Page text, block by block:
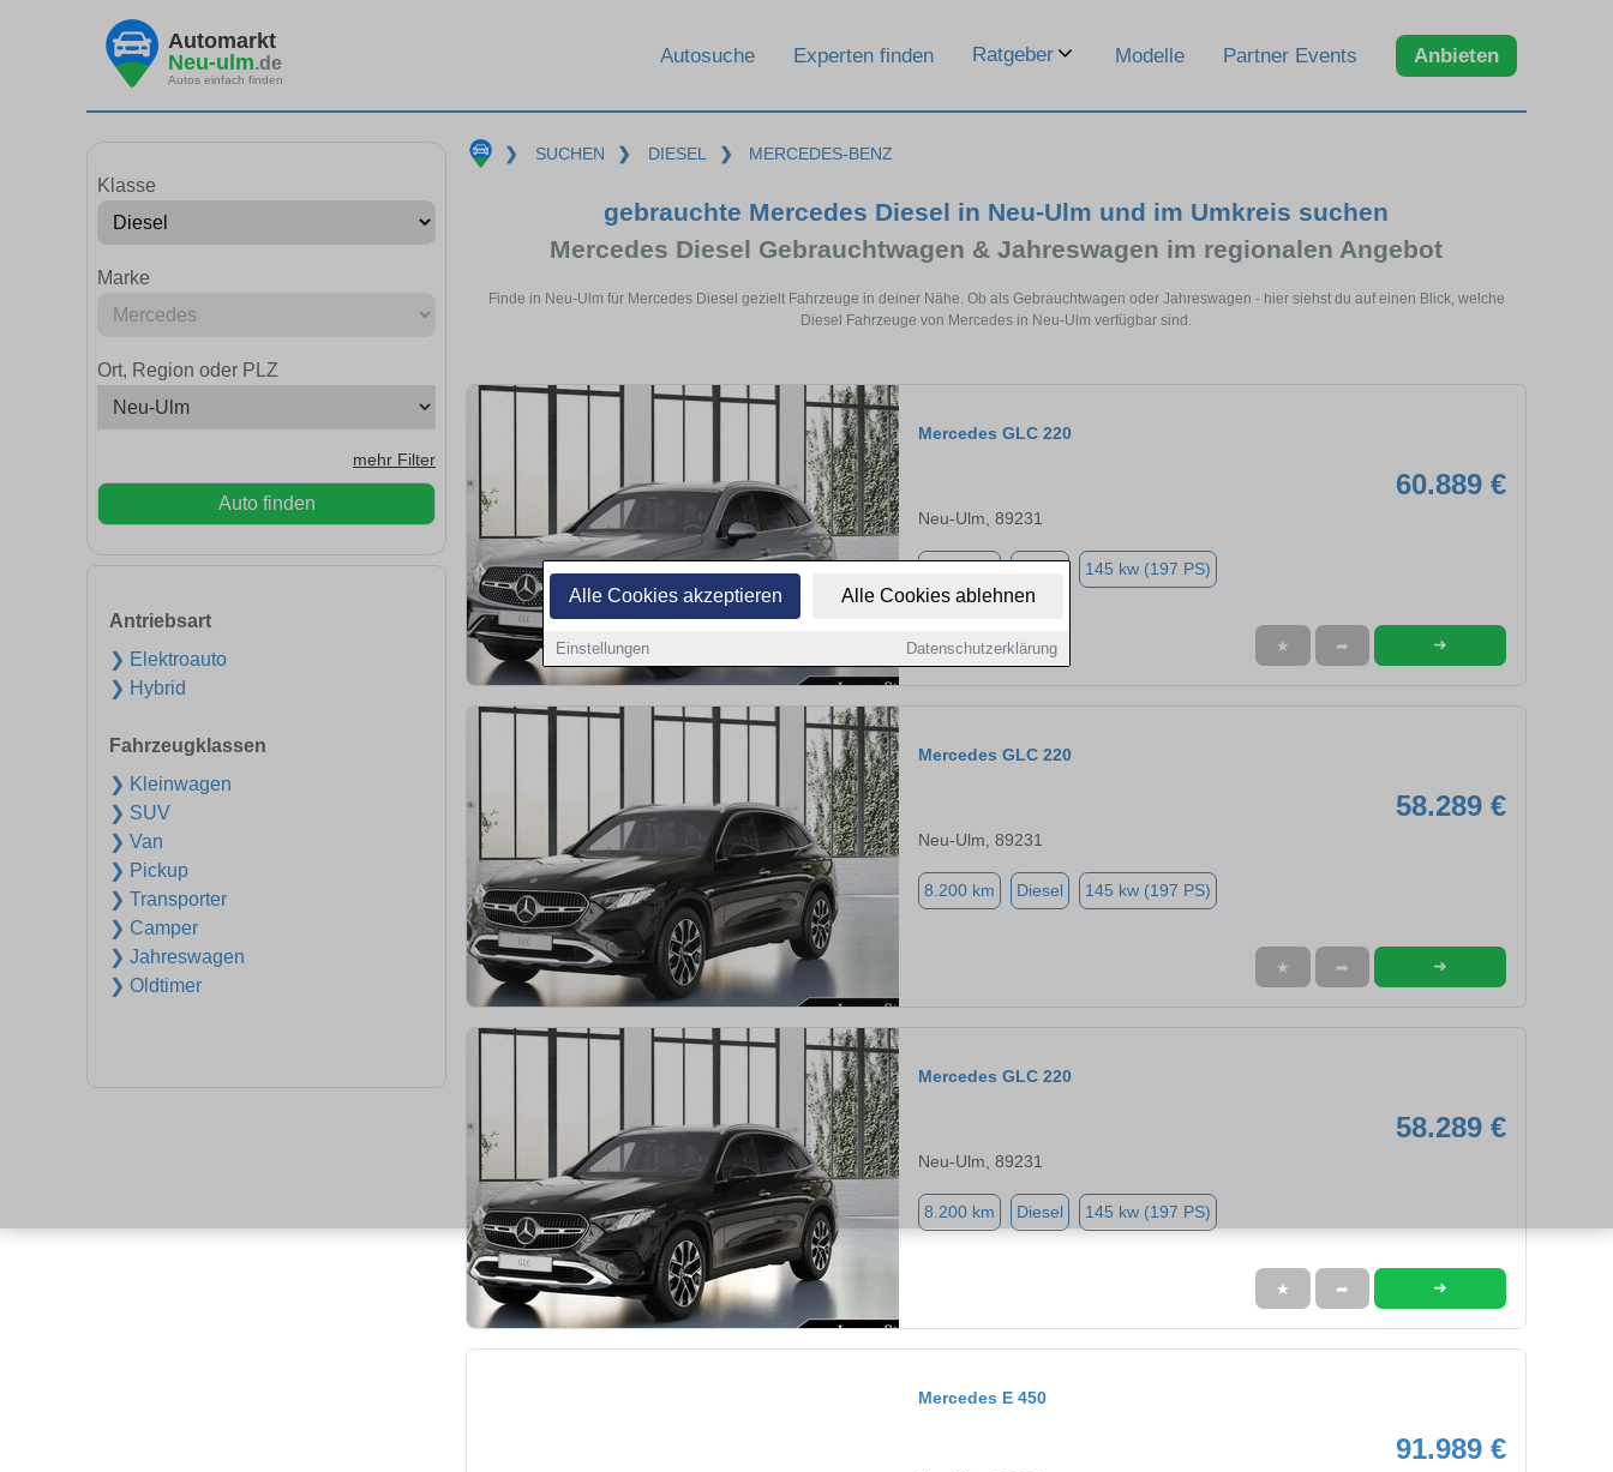
Alle Cookies akzeptieren Alle Cookies ablehnen
Einstellungen Datenschutzerklärung
Automarkt
Neu-ulm.de
Autos einfach finden
Autosuche Experten finden Ratgeber Modelle Partner Events Anbieten
Klasse
Marke
Ort, Region oder PLZ
mehr Filter
Auto finden
Antriebsart
❯ Elektroauto
❯ Hybrid
Fahrzeugklassen
❯ Kleinwagen
❯ SUV
❯ Van
❯ Pickup
❯ Transporter
❯ Camper
❯ Jahreswagen
❯ Oldtimer
❯ SUCHEN ❯ DIESEL ❯ MERCEDES-BENZ
gebrauchte Mercedes Diesel in Neu-Ulm und im Umkreis suchen
Mercedes Diesel Gebrauchtwagen & Jahreswagen im regionalen Angebot
Finde in Neu-Ulm für Mercedes Diesel gezielt Fahrzeuge in deiner Nähe. Ob als Gebrauchtwagen oder Jahreswagen - hier siehst du auf einen Blick, welche
Diesel Fahrzeuge von Mercedes in Neu-Ulm verfügbar sind.
Mercedes GLC 220
60.889 €
Neu-Ulm, 89231
145 kw (197 PS)
★ ➦ ➜
Mercedes GLC 220
58.289 €
Neu-Ulm, 89231
8.200 km Diesel 145 kw (197 PS)
★ ➦ ➜
Mercedes GLC 220
58.289 €
Neu-Ulm, 89231
8.200 km Diesel 145 kw (197 PS)
★ ➦ ➜
Mercedes E 450
91.989 €